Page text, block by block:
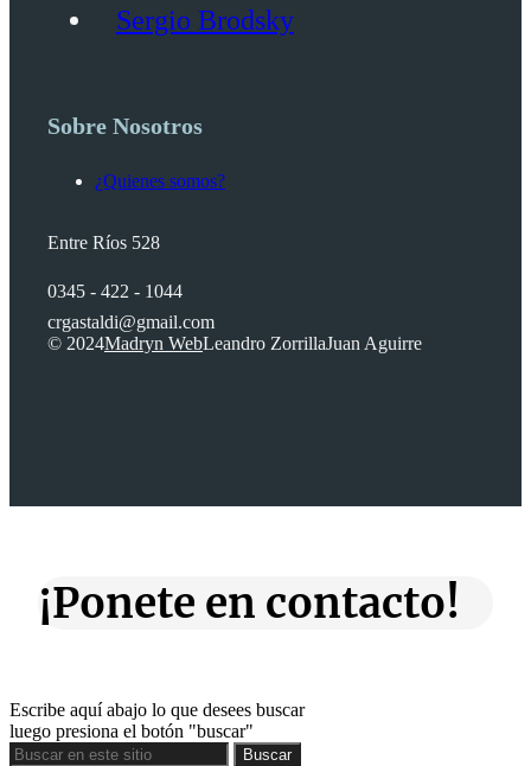
Sergio Brodsky
Sobre Nosotros
¿Quienes somos?
Entre Ríos 528
0345 - 422 - 1044
crgastaldi@gmail.com
© 2024Madryn WebLeandro ZorrillaJuan Aguirre
¡Ponete en contacto!
Escribe aquí abajo lo que desees buscar
luego presiona el botón "buscar"
Buscar
Buscar